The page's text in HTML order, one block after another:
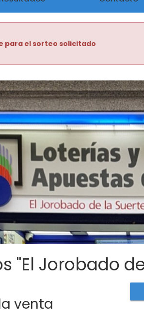
para el sorteo solicitado
"El Jorobado
venta